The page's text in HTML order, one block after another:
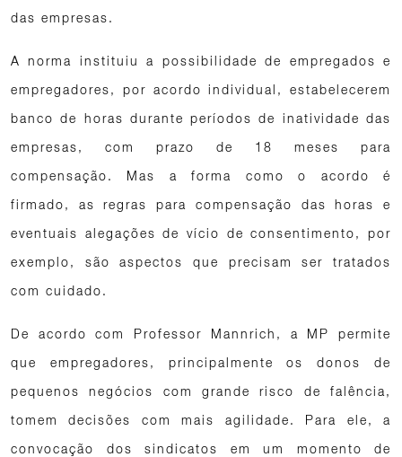
das empresas.
A norma instituiu a possibilidade de empregados e
empregadores, por acordo individual, estabelecerem
banco de horas durante períodos de inatividade das
empresas, com prazo de 18 meses para
compensação. Mas a forma como o acordo é
firmado, as regras para compensação das horas e
eventuais alegações de vício de consentimento, por
exemplo, são aspectos que precisam ser tratados
com cuidado.
De acordo com Professor Mannrich, a MP permite
que empregadores, principalmente os donos de
pequenos negócios com grande risco de falência,
tomem decisões com mais agilidade. Para ele, a
convocação dos sindicatos em um momento de